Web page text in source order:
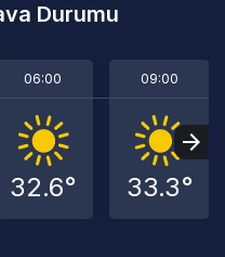
Durumu
06:00
32.6°
09:00
33.3°